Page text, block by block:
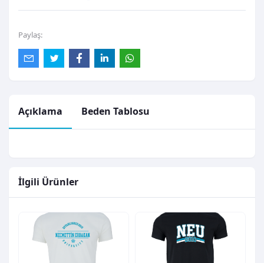
Paylaş:
Açıklama Beden Tablosu
İlgili Ürünler